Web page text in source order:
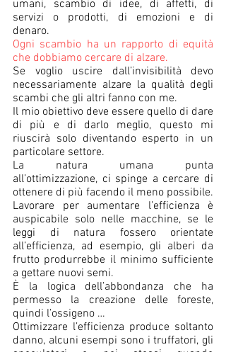
umani, scambio di idee, di affetti, di
servizi o prodotti, di emozioni e di
denaro.
Ogni scambio ha un rapporto di equità
che dobbiamo cercare di alzare.
Se voglio uscire dall’invisibilità devo
necessariamente alzare la qualità degli
scambi che gli altri fanno con me.
Il mio obiettivo deve essere quello di dare
di più e di darlo meglio, questo mi
riuscirà solo diventando esperto in un
particolare settore.
La natura umana punta
all’ottimizzazione, ci spinge a cercare di
Lavorare per aumentare l’efficienza è
auspicabile solo nelle macchine, se le
leggi di natura fossero orientate
all’efficienza, ad esempio, gli alberi da
frutto produrrebbe il minimo sufficiente
a gettare nuovi semi.
È la logica dell’abbondanza che ha
permesso la creazione delle foreste,
quindi l’ossigeno …
Ottimizzare l’efficienza produce soltanto
danno, alcuni esempi sono i truffatori, gli